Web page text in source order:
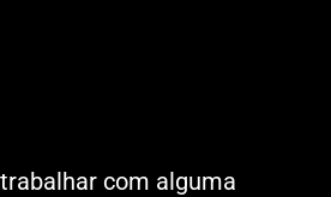
com alguma